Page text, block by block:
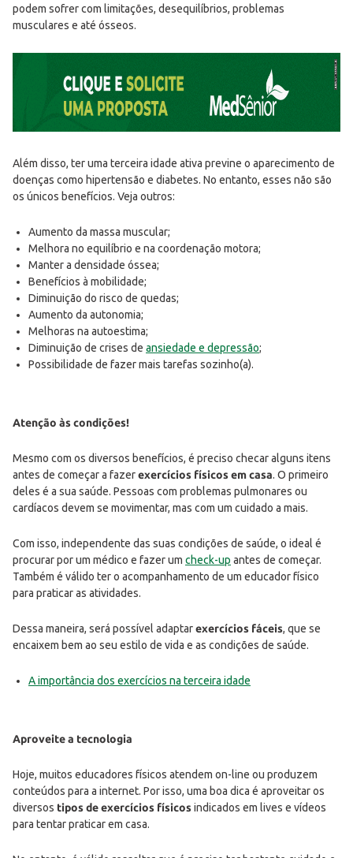
podem sofrer com limitações, desequilíbrios, problemas
musculares e até ósseos.
Além disso, ter uma terceira idade ativa previne o aparecimento de
doenças como hipertensão e diabetes. No entanto, esses não são
os únicos benefícios. Veja outros:
Aumento da massa muscular;
Melhora no equilíbrio e na coordenação motora;
Manter a densidade óssea;
Benefícios à mobilidade;
Diminuição do risco de quedas;
Aumento da autonomia;
Melhoras na autoestima;
Diminuição de crises de ansiedade e depressão;
Possibilidade de fazer mais tarefas sozinho(a).
Atenção às condições!
Mesmo com os diversos benefícios, é preciso checar alguns itens
antes de começar a fazerexercícios físicos em casa. O primeiro
deles é a sua saúde. Pessoas com problemas pulmonares ou
cardíacos devem se movimentar, mas com um cuidado a mais.
Com isso, independente das suas condições de saúde, o ideal é
procurar por um médico e fazer um check-up antes de começar.
Também é válido ter o acompanhamento de um educador físico
para praticar as atividades.
Dessa maneira, será possível adaptarexercícios fáceis, que se
encaixem bem ao seu estilo de vida e as condições de saúde.
A importância dos exercícios na terceira idade
Aproveite a tecnologia
Hoje, muitos educadores físicos atendem on-line ou produzem
conteúdos para a internet. Por isso, uma boa dica é aproveitar os
diversos tipos de exercícios físicosindicados em lives e vídeos
para tentar praticar em casa.